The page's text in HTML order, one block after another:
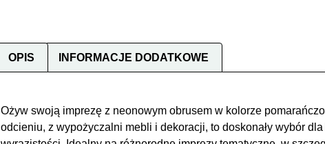
OPIS INFORMACJE DODATKOWE
Ożyw swoją imprezę z neonowym obrusem w kolorze
odcieniu, z wypożyczalni mebli i dekoracji, to doskonały wybór